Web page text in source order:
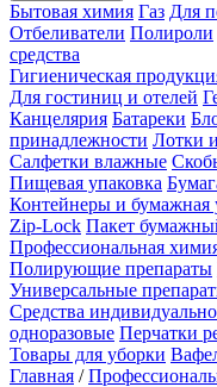
Бытовая химия Газ Для
Отбеливатели Полироли
средства
Гигиеническая
Для гостиниц и отелей
Канцелярия Батареки
принадлежности Лотки
Салфетки влажные
Пищевая упаковка
Контейнеры и бумажная
Zip-Lock Пакет
Профессиональная
Полирующие препараты
Универсальные
Средства
одноразовые Перчатки
Товары для уборки
Главная /